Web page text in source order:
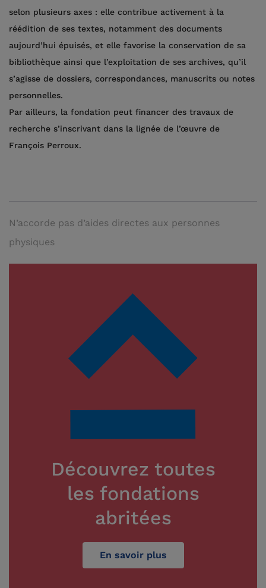
selon plusieurs axes : elle contribue activement à la
réédition de ses textes, notamment des documents
aujourd’hui épuisés, et elle favorise la conservation de sa
bibliothèque ainsi que l’exploitation de ses archives, qu’il
s’agisse de dossiers, correspondances, manuscrits ou notes
personnelles.
Par ailleurs, la fondation peut financer des travaux de
recherche s’inscrivant dans la lignée de l’œuvre de
François Perroux.
N’accorde pas d’aides directes aux personnes
physiques
Découvrez toutes
les fondations
abritées
En savoir plus